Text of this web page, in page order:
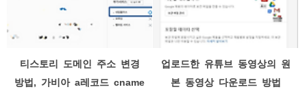
티스토리 도메인 주소 변경
방법, 가비아 a레코드 cname
업로드한 유튜브 동영상의 원
본 동영상 다운로드 방법